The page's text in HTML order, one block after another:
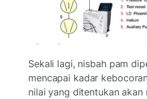
Sekali lagi, nisbah pam
mencapai kadar
nilai yang ditentukan akan